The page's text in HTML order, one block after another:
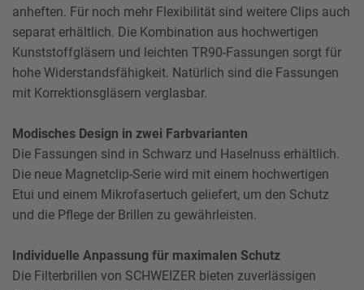
anheften. Für noch mehr Flexibilität sind weitere Clips auch
separat erhältlich. Die Kombination aus hochwertigen
Kunststoffgläsern und leichten TR90-Fassungen sorgt für
hohe Widerstandsfähigkeit. Natürlich sind die Fassungen
mit Korrektionsgläsern verglasbar.
Modisches Design in zwei Farbvarianten
Die Fassungen sind in Schwarz und Haselnuss erhältlich.
Die neue Magnetclip-Serie wird mit einem hochwertigen
Etui und einem Mikrofasertuch geliefert, um den Schutz
und die Pflege der Brillen zu gewährleisten.
Individuelle Anpassung für maximalen Schutz
Die Filterbrillen von SCHWEIZER bieten zuverlässigen